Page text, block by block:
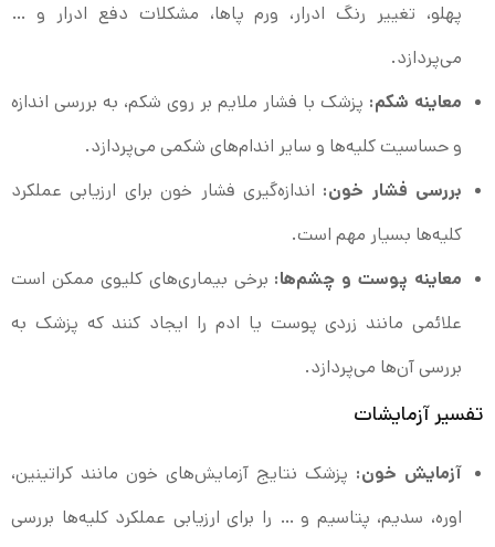
پهلو، تغییر رنگ ادرار، ورم پاها، مشکلات دفع ادرار و …
می‌پردازد.
معاینه شکم:پزشک با فشار ملایم بر روی شکم، به بررسی اندازه
و حساسیت کلیه‌ها و سایر اندام‌های شکمی می‌پردازد.
بررسی فشار خون:اندازه‌گیری فشار خون برای ارزیابی عملکرد
کلیه‌ها بسیار مهم است.
معاینه پوست و چشم‌ها:برخی بیماری‌های کلیوی ممکن است
علائمی مانند زردی پوست یا ادم را ایجاد کنند که پزشک به
بررسی آن‌ها می‌پردازد.
تفسیر آزمایشات
آزمایش خون:پزشک نتایج آزمایش‌های خون مانند کراتینین،
اوره، سدیم، پتاسیم و … را برای ارزیابی عملکرد کلیه‌ها بررسی